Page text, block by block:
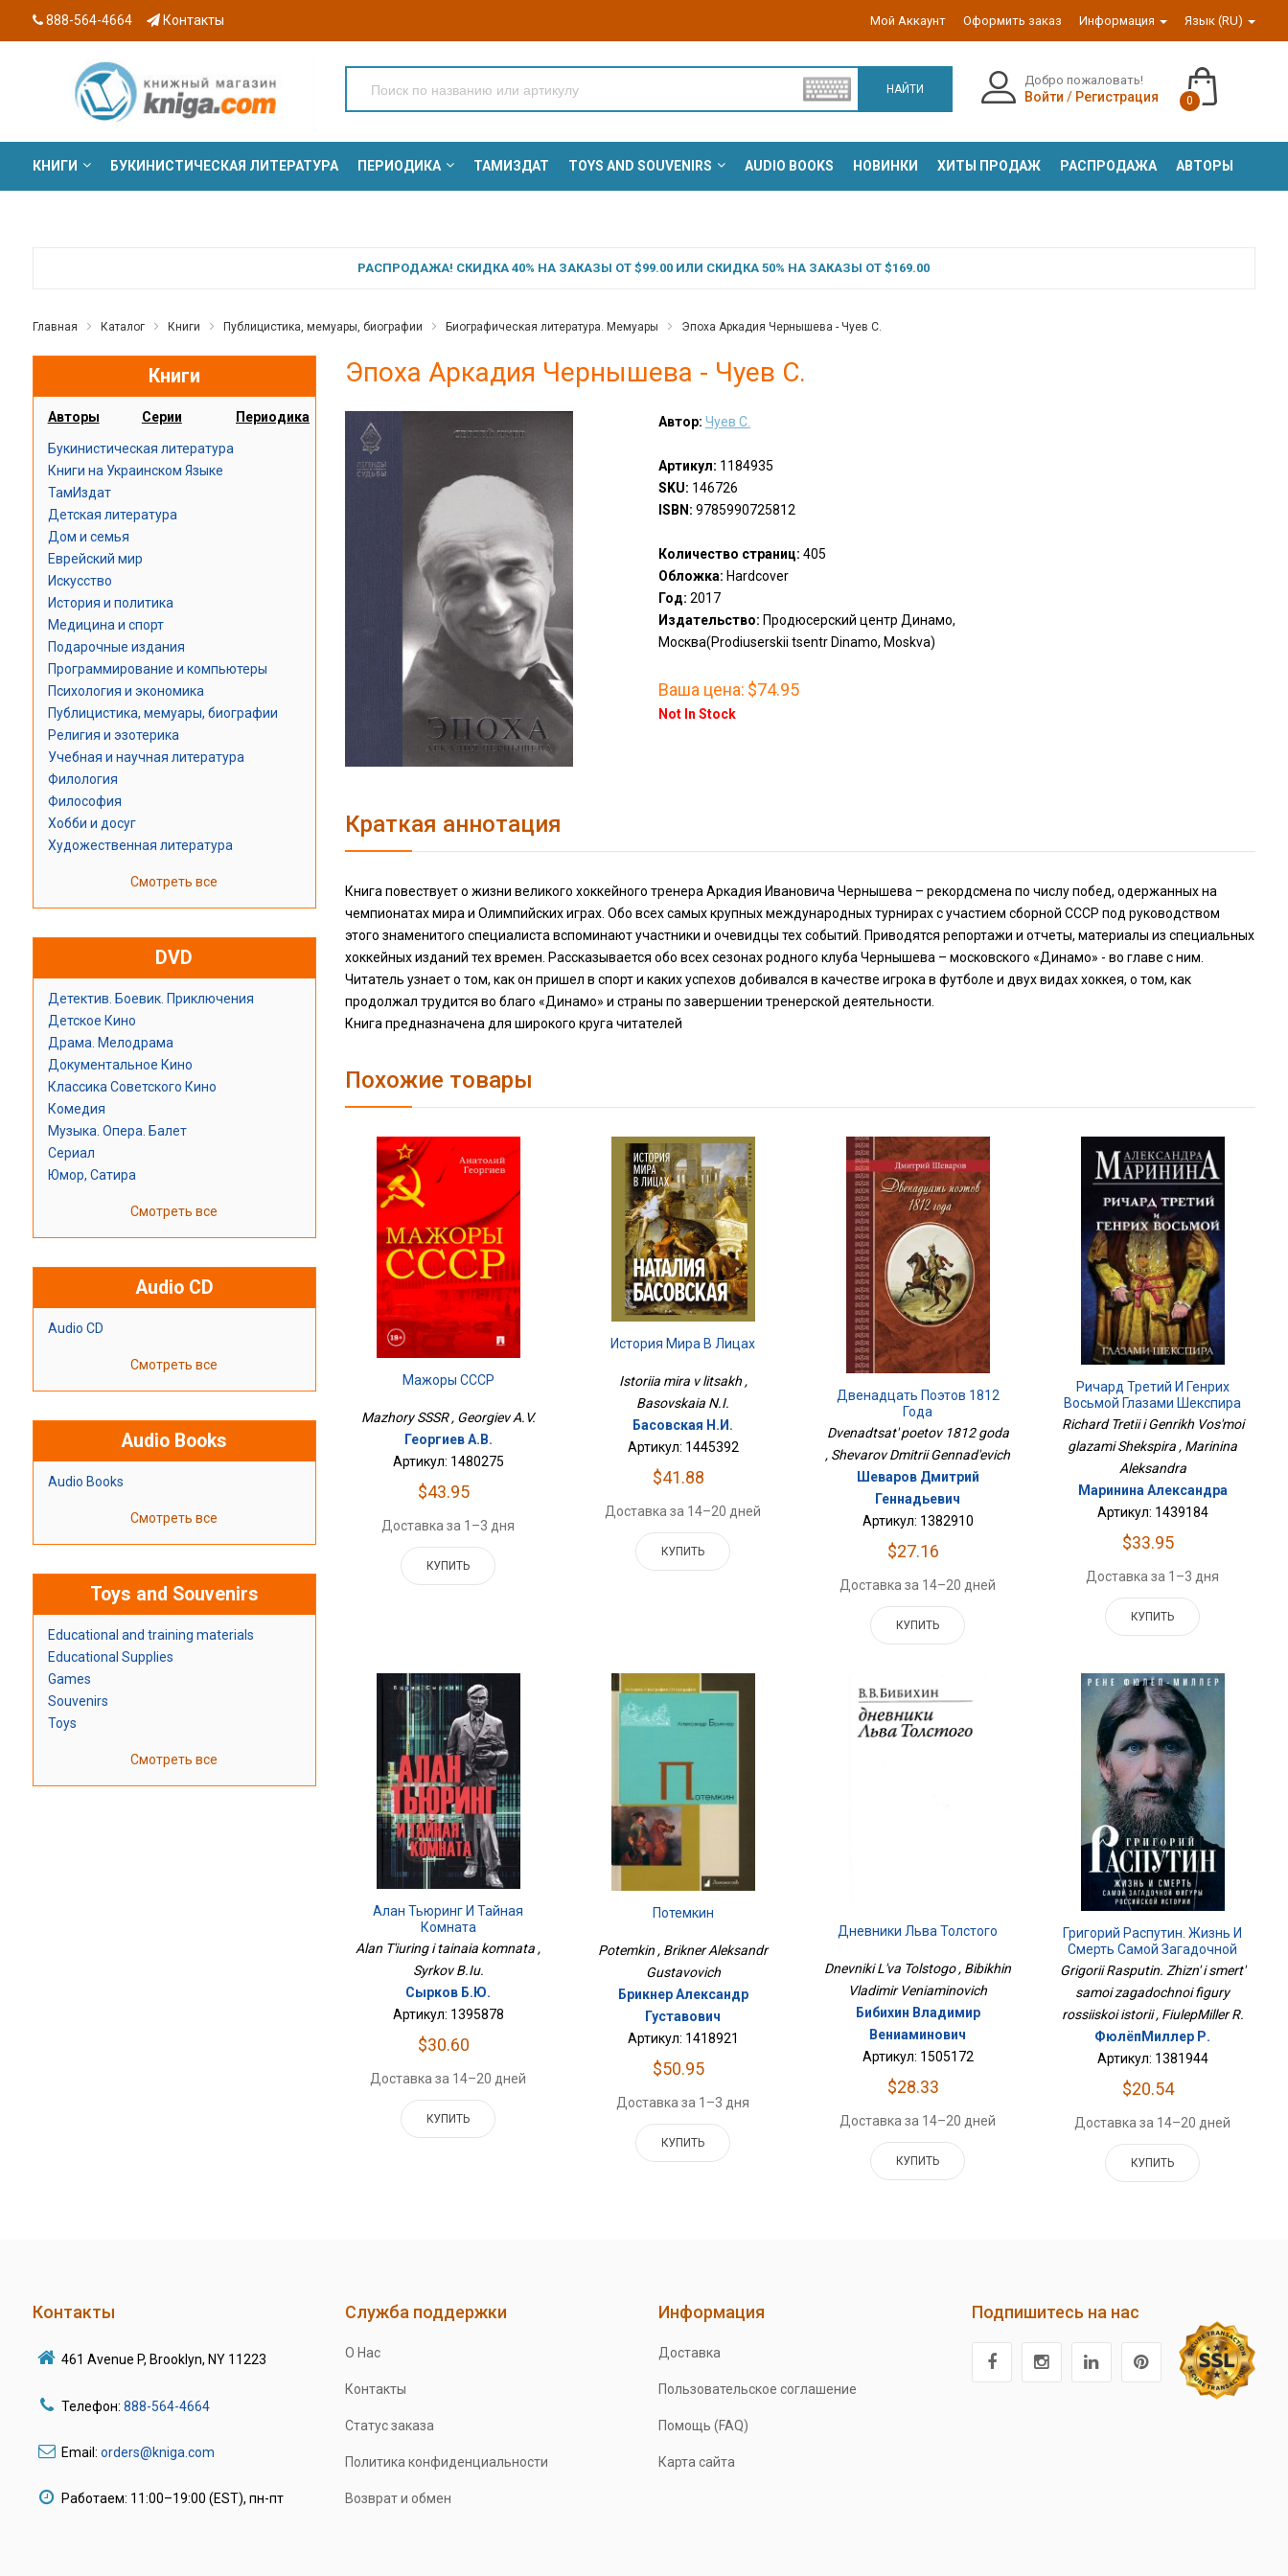
888-564-4664 Контакты Мой Аккаунт Оформить заказ Информация Язык (RU)
НАЙТИ
Добро пожаловать!
Войти / Регистрация 0
КНИГИ БУКИНИСТИЧЕСКАЯ ЛИТЕРАТУРА ПЕРИОДИКА ТАМИЗДАТ TOYS AND SOUVENIRS AUDIO BOOKS НОВИНКИ ХИТЫ ПРОДАЖ РАСПРОДАЖА АВТОРЫ
РАСПРОДАЖА! СКИДКА 40% НА ЗАКАЗЫ ОТ $99.00 ИЛИ СКИДКА 50% НА ЗАКАЗЫ ОТ $169.00
Главная Каталог Книги Публицистика, мемуары, биографии Биографическая литература. Мемуары Эпоха Аркадия Чернышева - Чуев С.
Книги
Авторы Серии Периодика
Букинистическая литература
Книги на Украинском Языке
ТамИздат
Детская литература
Дом и семья
Еврейский мир
Искусство
История и политика
Медицина и спорт
Подарочные издания
Программирование и компьютеры
Психология и экономика
Публицистика, мемуары, биографии
Религия и эзотерика
Учебная и научная литература
Филология
Философия
Хобби и досуг
Художественная литература
Смотреть все
DVD
Детектив. Боевик. Приключения
Детское Кино
Драма. Мелодрама
Документальное Кино
Классика Советского Кино
Комедия
Музыка. Опера. Балет
Сериал
Юмор, Сатира
Смотреть все
Audio CD
Audio CD
Смотреть все
Audio Books
Audio Books
Смотреть все
Toys and Souvenirs
Educational and training materials
Educational Supplies
Games
Souvenirs
Toys
Смотреть все
Эпоха Аркадия Чернышева - Чуев С.
Автор: Чуев С.
Артикул: 1184935
SKU: 146726
ISBN: 9785990725812
Количество страниц: 405
Обложка: Hardcover
Год: 2017
Издательство: Продюсерский центр Динамо,
Москва(Prodiuserskii tsentr Dinamo, Moskva)
Ваша цена: $74.95
Not In Stock
Краткая аннотация
Книга повествует о жизни великого хоккейного тренера Аркадия Ивановича Чернышева – рекордсмена по числу побед, одержанных на
чемпионатах мира и Олимпийских играх. Обо всех самых крупных международных турнирах с участием сборной СССР под руководством
этого знаменитого специалиста вспоминают участники и очевидцы тех событий. Приводятся репортажи и отчеты, материалы из специальных
хоккейных изданий тех времен. Рассказывается обо всех сезонах родного клуба Чернышева – московского «Динамо» - во главе с ним.
Читатель узнает о том, как он пришел в спорт и каких успехов добивался в качестве игрока в футболе и двух видах хоккея, о том, как
продолжал трудится во благо «Динамо» и страны по завершении тренерской деятельности.
Книга предназначена для широкого круга читателей
Похожие товары
Мажоры СССР
Mazhory SSSR , Georgiev A.V.
Георгиев А.В.
Артикул: 1480275
$43.95
Доставка за 1–3 дня
КУПИТЬ
История Мира В Лицах
Istoriia mira v litsakh ,
Basovskaia N.I.
Басовская Н.И.
Артикул: 1445392
$41.88
Доставка за 14–20 дней
КУПИТЬ
Двенадцать Поэтов 1812
Года
Dvenadtsat' poetov 1812 goda
, Shevarov Dmitrii Gennad'evich
Шеваров Дмитрий
Геннадьевич
Артикул: 1382910
$27.16
Доставка за 14–20 дней
КУПИТЬ
Ричард Третий И Генрих
Восьмой Глазами Шекспира
Richard Tretii i Genrikh Vos'moi
glazami Shekspira , Marinina
Aleksandra
Маринина Александра
Артикул: 1439184
$33.95
Доставка за 1–3 дня
КУПИТЬ
Алан Тьюринг И Тайная
Комната
Alan T'iuring i tainaia komnata ,
Syrkov B.Iu.
Сырков Б.Ю.
Артикул: 1395878
$30.60
Доставка за 14–20 дней
КУПИТЬ
Потемкин
Potemkin , Brikner Aleksandr
Gustavovich
Брикнер Александр
Густавович
Артикул: 1418921
$50.95
Доставка за 1–3 дня
КУПИТЬ
Дневники Льва Толстого
Dnevniki L'va Tolstogo , Bibikhin
Vladimir Veniaminovich
Бибихин Владимир
Вениаминович
Артикул: 1505172
$28.33
Доставка за 14–20 дней
КУПИТЬ
Григорий Распутин. Жизнь И
Смерть Самой Загадочной
Фигуры Российской Истории
Grigorii Rasputin. Zhizn' i smert'
samoi zagadochnoi figury
rossiiskoi istorii , FiulepMiller R.
ФюлёпМиллер Р.
Артикул: 1381944
$20.54
Доставка за 14–20 дней
КУПИТЬ
Контакты
461 Avenue P, Brooklyn, NY 11223
Телефон: 888-564-4664
Email: orders@kniga.com
Работаем: 11:00–19:00 (EST), пн-пт
Служба поддержки
О Нас
Контакты
Статус заказа
Политика конфиденциальности
Возврат и обмен
Информация
Доставка
Пользовательское соглашение
Помощь (FAQ)
Карта сайта
Подпишитесь на нас